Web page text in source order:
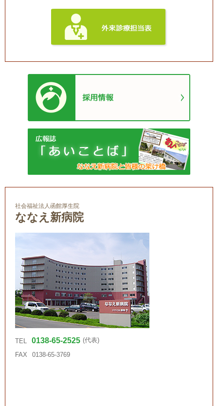
社会福祉法人函館厚生院
ななえ新病院
TEL 0138-65-2525 (代表)
FAX
0138-65-3769